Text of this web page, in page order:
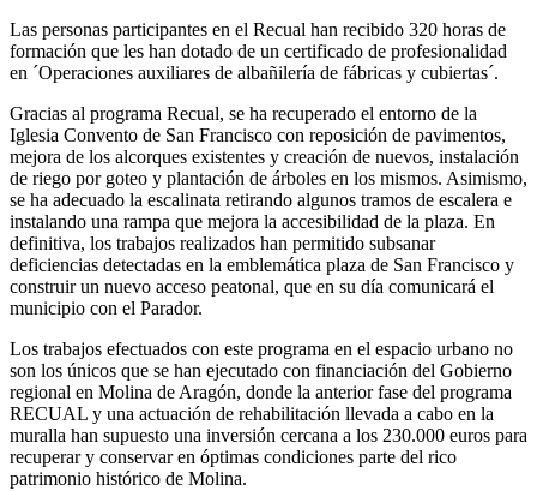
Las personas participantes en el Recual han recibido 320 horas de
formación que les han dotado de un certificado de profesionalidad
en ´Operaciones auxiliares de albañilería de fábricas y cubiertas´.
Gracias al programa Recual, se ha recuperado el entorno de la
Iglesia Convento de San Francisco con reposición de pavimentos,
mejora de los alcorques existentes y creación de nuevos, instalación
de riego por goteo y plantación de árboles en los mismos. Asimismo,
se ha adecuado la escalinata retirando algunos tramos de escalera e
instalando una rampa que mejora la accesibilidad de la plaza. En
definitiva, los trabajos realizados han permitido subsanar
deficiencias detectadas en la emblemática plaza de San Francisco y
construir un nuevo acceso peatonal, que en su día comunicará el
municipio con el Parador.
Los trabajos efectuados con este programa en el espacio urbano no
son los únicos que se han ejecutado con financiación del Gobierno
regional en Molina de Aragón, donde la anterior fase del programa
RECUAL y una actuación de rehabilitación llevada a cabo en la
muralla han supuesto una inversión cercana a los 230.000 euros para
recuperar y conservar en óptimas condiciones parte del rico
patrimonio histórico de Molina.